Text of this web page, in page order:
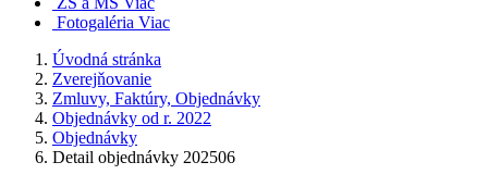
Fotogaléria Viac
Úvodná stránka
Zverejňovanie
Zmluvy, Faktúry, Objednávky
Objednávky od r. 2022
Objednávky
Detail objednávky 202506